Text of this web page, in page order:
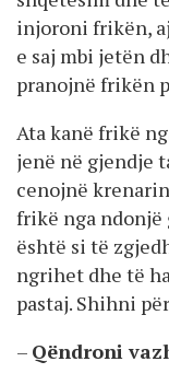
injoroni frikën,
e saj mbi jetën
pranojnë frikën
Ata kanë frikë
jenë në gjendje
cenojnë
frikë nga ndonjë
është si të
ngrihet dhe të
pastaj. Shihni
– Qëndroni